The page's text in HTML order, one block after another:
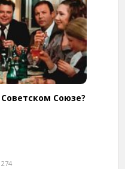
Союзе?
274